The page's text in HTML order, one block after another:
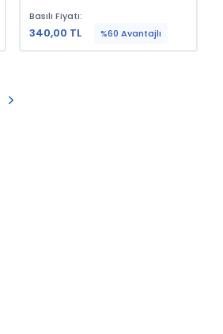
Basılı Fiyatı:
340,00 TL %60 Avantajlı